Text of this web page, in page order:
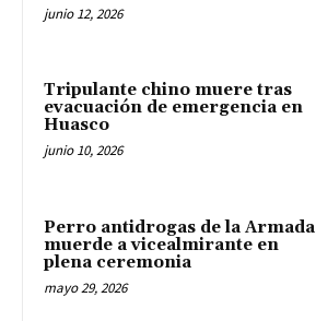
junio 12, 2026
Tripulante chino muere tras
evacuación de emergencia en
Huasco
junio 10, 2026
Perro antidrogas de la Armada
muerde a vicealmirante en
plena ceremonia
mayo 29, 2026